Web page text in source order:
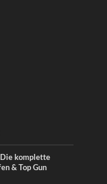
komplette
& Top Gun